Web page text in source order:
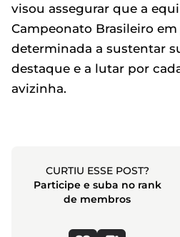
visou assegurar que a
Campeonato Brasileiro
determinada a sustentar
destaque e a lutar por
avizinha.
CURTIU ESSE POST?
Participe e suba no rank
de membros